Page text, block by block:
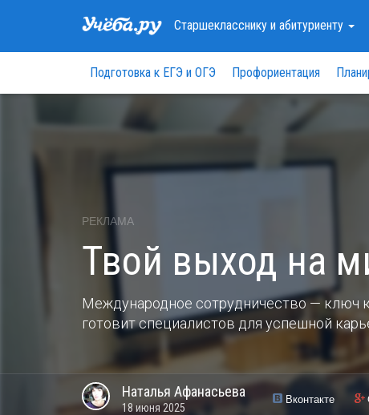
Старшеклассникуи абитуриенту
Подготовка к ЕГЭ и ОГЭ Профориентация
РЕКЛАМА
Твой выход на
Международное сотрудничество — ключ
готовит специалистов для успешной
Наталья Афанасьева
18 июня 2025
Вконтакте